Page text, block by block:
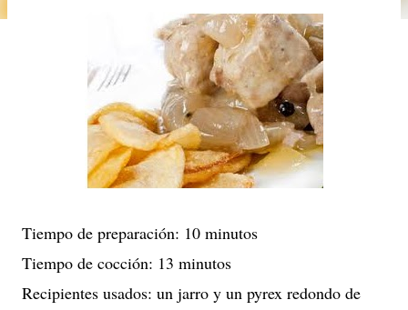
Tiempo de preparación: 10 minutos
Tiempo de cocción: 13 minutos
Recipientes usados: un jarro y un pyrex redondo de